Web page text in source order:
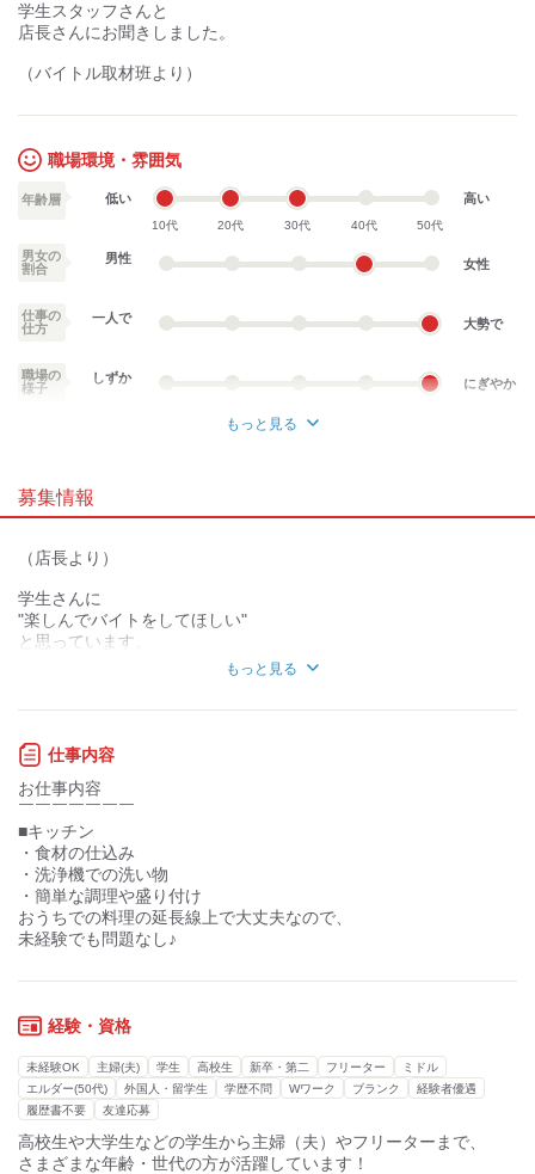
学生スタッフさんと
店長さんにお聞きしました。
（バイトル取材班より）
職場環境・雰囲気
年齢層 低い
10代 20代 30代 40代 50代
高い
男女の
割合
男性 女性
仕事の
仕方
一人で 大勢で
職場の
様子
しずか にぎやか
個性が生かせる
デスクワーク
お客様との対話が
少ない
力仕事が少ない
（学生スタッフより）
高校生からアルバイトを始めて、
7年間、かつ喜のスタッフです。
週1回のシフト提出のおかげで、
急な講座や部活の集まりにも参加でき、
シフトが柔軟なことは本当に助かりました。
受験のときには一度
と提案してくださり。
イベントにも配慮いただいたおかげで、
ずっと楽しく働けています！
もっと見る
募集情報
（店長より）
学生さんに
"楽しんでバイトをしてほしい"
と思っています。
アルバイトの時間はもちろん、
大切だと思っています。
受験や就活も
最後まで応援したいです。
だから、相談していただければ、
2～3ヵ月の長期休みや土日休みも僕はOK。
（もちろん、入ってもらえると助かります 笑）
その分、かつ喜にいるときは
お客さまの笑顔を
みなさんと、
長くお付き合いができたら嬉しいです！
もっと見る
仕事内容
お仕事内容
￣￣￣￣￣￣￣
■キッチン
・食材の仕込み
・洗浄機での洗い物
・簡単な調理や盛り付け
おうちでの料理の延長線上で大丈夫なので、
未経験でも問題なし♪
経験・資格
未経験OK 主婦(夫) 学生 高校生 新卒・第二 フリーター
ミドル
エルダー(50代)
外国人・留学生 学歴不問 Wワーク ブランク
経験者優遇
履歴書不要
友達応募
高校生や大学生などの学生から主婦（夫）やフリーターまで、
さまざまな年齢・世代の方が活躍しています！